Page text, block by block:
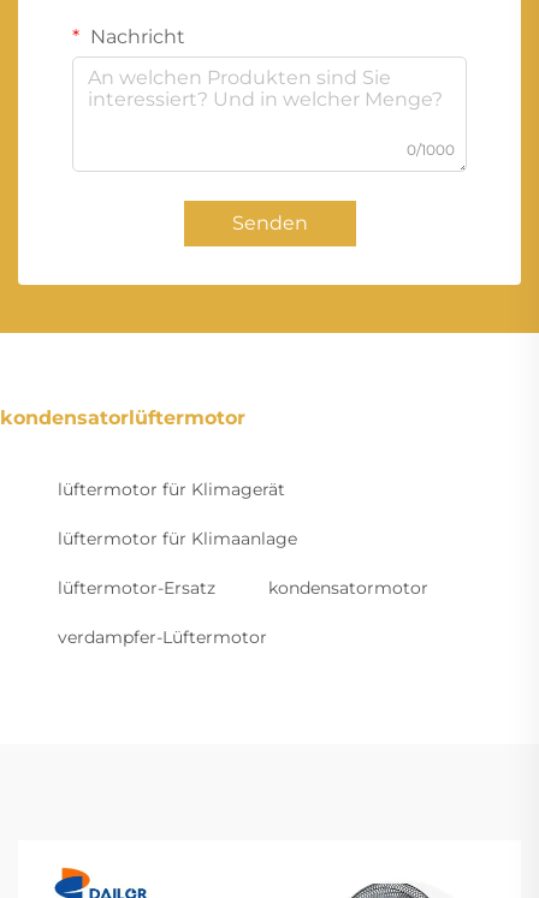
Nachricht
0/1000
Senden
kondensatorlüftermotor
lüftermotor für Klimagerät
lüftermotor für Klimaanlage
lüftermotor-Ersatz kondensatormotor
verdampfer-Lüftermotor